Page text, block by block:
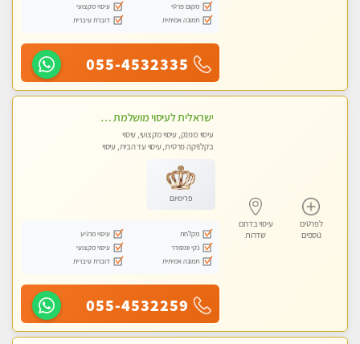
מקום פרטי
עיסוי מקצועי
תמונה אמיתית
דוברת עיברית
055-4532335
לפרטים
נוספים
עיסוי בדרום
שדרות
ישראלית לעיסוי מושלמת לעיסוי מושלם ואיכותי במיוחד !
עיסוי מפנק, עיסוי מקצועי, עיסוי
בקלניקה פרטית, עיסוי עד הבית, עיסוי
פרימיום
מקלחת
עיסוי מרגיע
נקי ומסודר
עיסוי מקצועי
תמונה אמיתית
דוברת עיברית
055-4532259